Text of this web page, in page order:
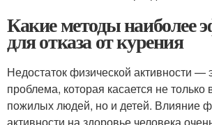
Какие методы наиболее
для отказа от курения
Недостаток физической активности —
проблема, которая касается не только
пожилых людей, но и детей. Влияние